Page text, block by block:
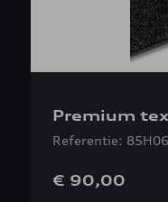
Premium
Referentie:
€ 90,00